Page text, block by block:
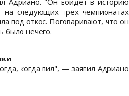
Адриано. "Он войдет в историю
следующих трех чемпионатах
под откос. Поговаривают, что он
было нечего.
когда пил", — заявил Адриано